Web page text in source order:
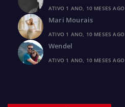
ATIVO 1 ANO, 10 MESES AGO
Mari Mourais
ATIVO 1 ANO, 10 MESES AGO
Wendel
ATIVO 1 ANO, 10 MESES AGO